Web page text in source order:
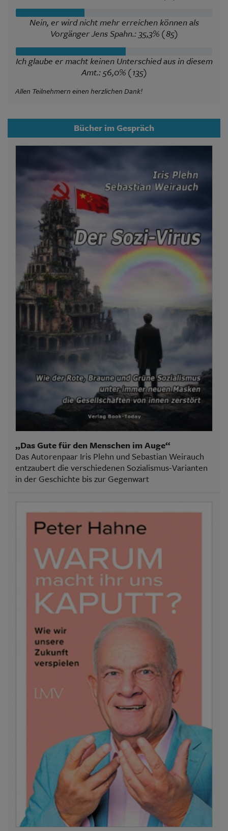
Nein, er wird nicht mehr erreichen können als
Vorgänger Jens Spahn.: 35,3% (85)
Ich glaube er macht keinen Unterschied aus in diesem
Amt.: 56,0% (135)
Allen Teilnehmern einen herzlichen Dank!
Bücher im Gespräch
„Das Gute für den Menschen im Auge“
Das Autorenpaar Iris Plehn und Sebastian Weirauch
entzaubert die verschiedenen Sozialismus-Varianten
in der Geschichte bis zur Gegenwart